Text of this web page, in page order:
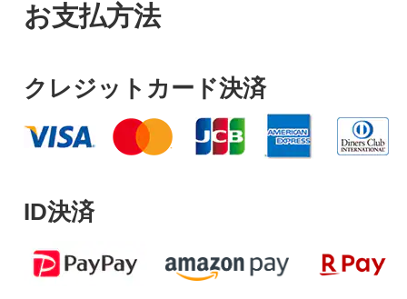
お支払方法
クレジットカード決済
ID決済